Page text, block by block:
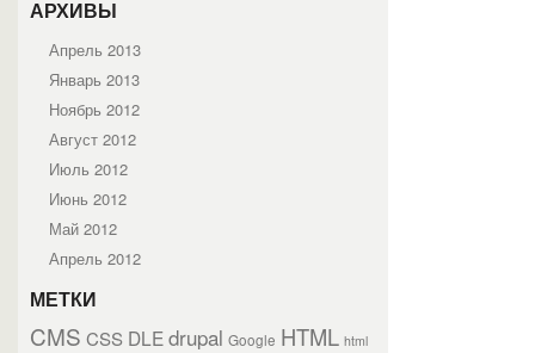
АРХИВЫ
Апрель 2013
Январь 2013
Ноябрь 2012
Август 2012
Июль 2012
Июнь 2012
Май 2012
Апрель 2012
МЕТКИ
CMS CSS DLEdrupal Google HTML html